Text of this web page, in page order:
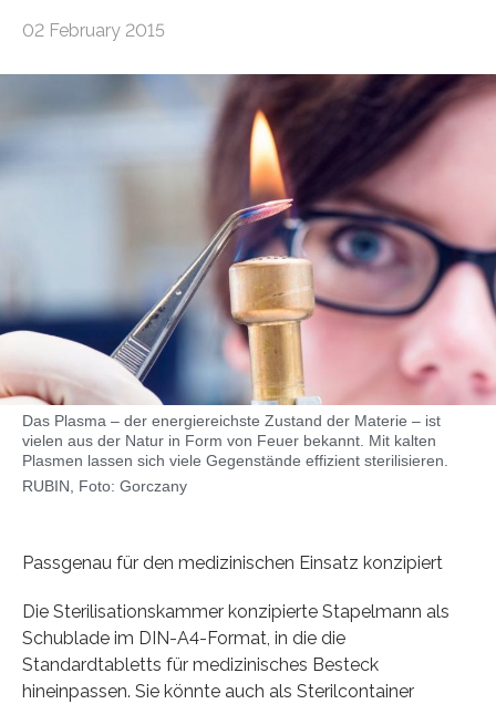
02 February 2015
Das Plasma – der energiereichste Zustand der Materie – ist
vielen aus der Natur in Form von Feuer bekannt. Mit kalten
Plasmen lassen sich viele Gegenstände effizient sterilisieren.
RUBIN, Foto: Gorczany
Passgenau für den medizinischen Einsatz konzipiert
Die Sterilisationskammer konzipierte Stapelmann als
Schublade im DIN-A4-Format, in die die
Standardtabletts für medizinisches Besteck
hineinpassen. Sie könnte auch als Sterilcontainer